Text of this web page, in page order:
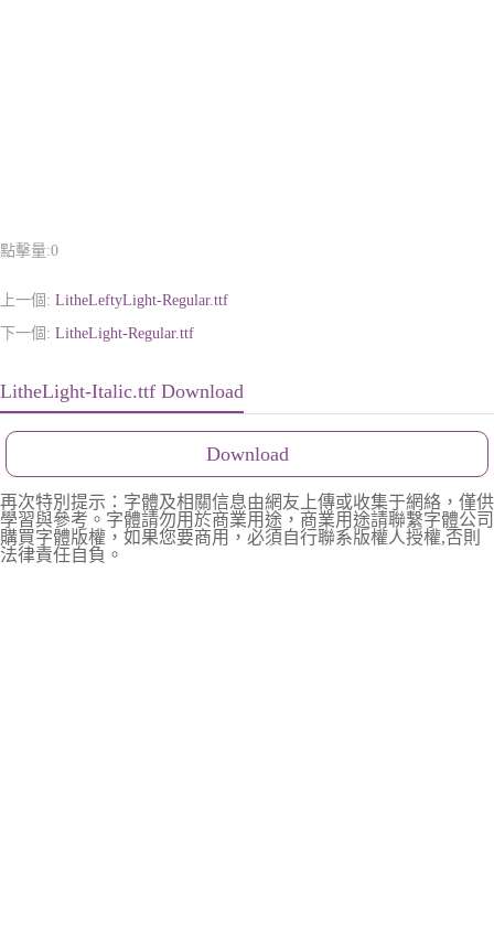
點擊量:0
上一個: LitheLeftyLight-Regular.ttf
下一個: LitheLight-Regular.ttf
LitheLight-Italic.ttf Download
Download
再次特別提示：字體及相關信息由網友上傳或收集于網絡，僅供
學習與參考。字體請勿用於商業用途，商業用途請聯繫字體公司
購買字體版權，如果您要商用，必須自行聯系版權人授權,否則
法律責任自負。